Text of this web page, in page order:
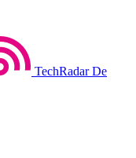
TechRadar De